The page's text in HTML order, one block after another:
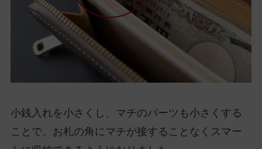
小銭入れを小さくし、マチのパーツも小さくする
ことで、お札の角にマチが接することなくスマー